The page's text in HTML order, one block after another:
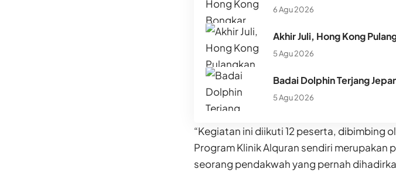
6 Agu 2026
Akhir Juli, Hong Kong
5 Agu 2026
Badai Dolphin Terjang
5 Agu 2026
“Kegiatan ini diikuti 12 peserta, dibimbing
Program Klinik Alquran sendiri merupakan
seorang pendakwah yang pernah